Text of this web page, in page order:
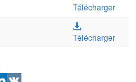
Télécharger
Télécharger